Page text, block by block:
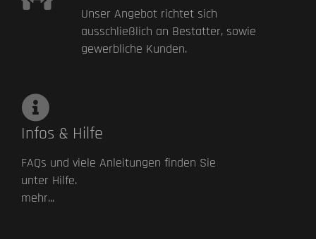
Unser Angebot richtet sich
ausschließlich an Bestatter, sowie
gewerbliche Kunden.
Infos & Hilfe
FAQs und viele Anleitungen finden Sie
unter Hilfe.
mehr...